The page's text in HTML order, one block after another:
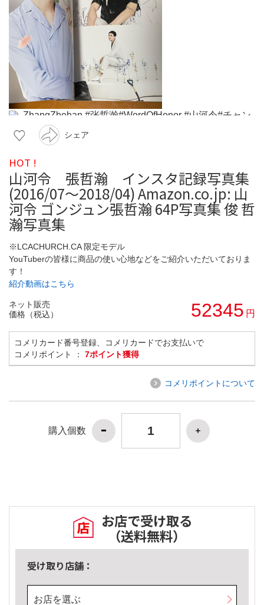
シェア
HOT !
山河令 張哲瀚 インスタ記録写真集
(2016/07〜2018/04) Amazon.co.jp: 山
河令 ゴンジュン張哲瀚 64P写真集 俊 哲
瀚写真集
※LCACHURCH.CA 限定モデル
YouTuberの皆様に商品の使い心地などをご紹介いただいておりま
す！
紹介動画はこちら
ネット販売
価格（税込）
52345 円
コメリカード番号登録、コメリカードでお支払いで
コメリポイント ： 7ポイント獲得
コメリポイントについて
購入個数
お店で受け取る
（送料無料）
受け取り店舗：
お店を選ぶ